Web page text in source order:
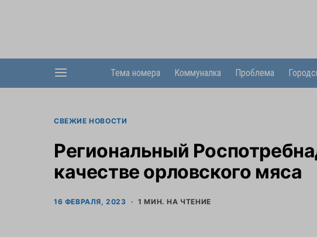
Тема номера Коммуналка Проблема
СВЕЖИЕ НОВОСТИ
Региональный
качестве орловского мяса
16 ФЕВРАЛЯ, 2023 1 МИН. НА ЧТЕНИЕ